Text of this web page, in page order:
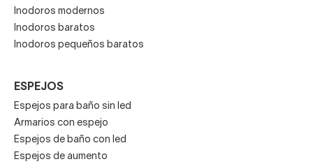
Inodoros modernos
Inodoros baratos
Inodoros pequeños baratos
ESPEJOS
Espejos para baño sin led
Armarios con espejo
Espejos de baño con led
Espejos de aumento